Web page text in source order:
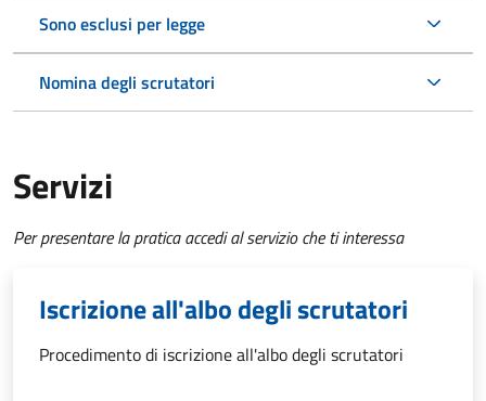
Sono esclusi per legge
Nomina degli scrutatori
Servizi
Per presentare la pratica accedi al servizio che ti interessa
Iscrizione all'albo degli scrutatori
Procedimento di iscrizione all'albo degli scrutatori